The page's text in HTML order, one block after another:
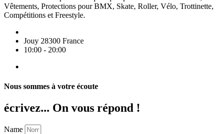
Vêtements, Protections pour BMX, Skate, Roller, Vélo, Trottinette,
Compétitions et Freestyle.
Jouy 28300 France
10:00 - 20:00
Nous sommes à votre écoute
écrivez... On vous répond !
Name